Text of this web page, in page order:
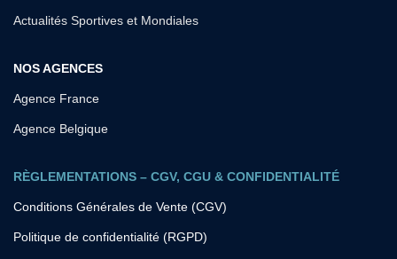
Actualités Sportives et Mondiales
NOS AGENCES
Agence France
Agence Belgique
RÈGLEMENTATIONS – CGV, CGU & CONFIDENTIALITÉ
Conditions Générales de Vente (CGV)
Politique de confidentialité (RGPD)